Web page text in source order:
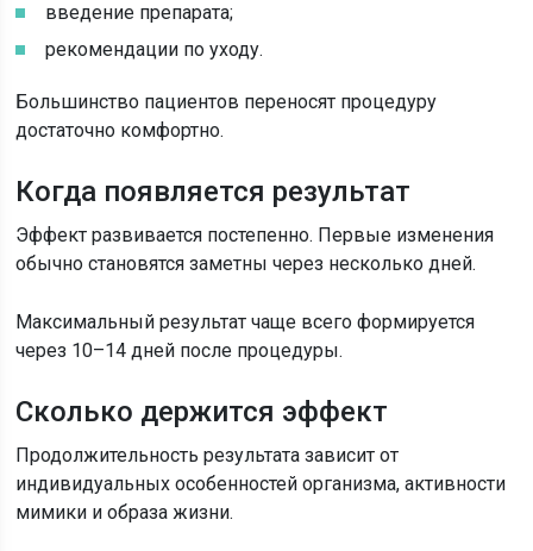
введение препарата;
рекомендации по уходу.
Большинство пациентов переносят процедуру
достаточно комфортно.
Когда появляется результат
Эффект развивается постепенно. Первые изменения
обычно становятся заметны через несколько дней.
Максимальный результат чаще всего формируется
через 10–14 дней после процедуры.
Сколько держится эффект
Продолжительность результата зависит от
индивидуальных особенностей организма, активности
мимики и образа жизни.